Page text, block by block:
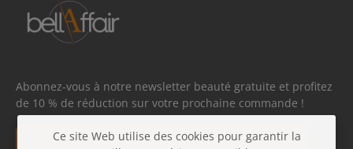
Abonnez-vous à notre newsletter beauté gratuite et profitez
de 10 % de réduction sur votre prochaine commande !
Adresse e-mail*
Ce site Web utilise des cookies pour garantir la